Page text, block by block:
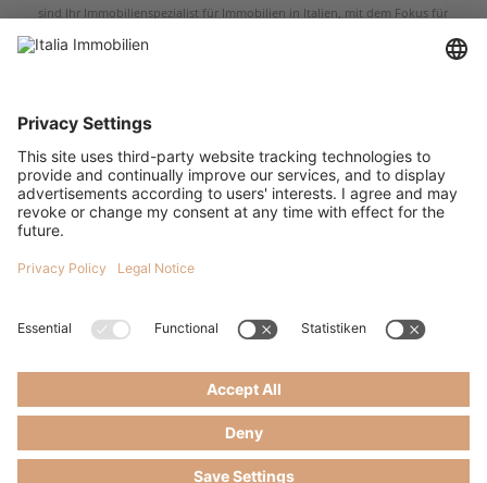
sind Ihr Immobilienspezialist für Immobilien in Italien, mit dem Fokus für
Immobilien in der Toskana und in Umbrien. Egal ob Sie ein renoviertes
Bauernhaus, eine restaurierungsbedürftige Ruine, eine historische Villa oder eine
um Immobilien in der Toskana und um Immobilien in Umbrien geht. Italia
Toskana, darunter Arezzo, Grosseto, Livorno, Pistoia, Prato sowie in den
Kulturstädten der Toskana Siena, Florenz, Pisa und Lucca. Die schönsten
Bauernhäuser in der Toskana finden Sie in der Süd-Toskana sowie in den wohl
Maremma. Was auch immer Sie für eine Immobilie in der Toskana suchen, wir
Häusern am Meer, Häusern am See, Wohnungen, Neubauprojekten und Anlage-
schauen Sie einfach direkt in unserem Partnerbüro in der Toskana vorbei.